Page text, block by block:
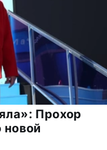
Прохор
новой